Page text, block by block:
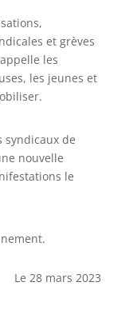
et grèves
les
les jeunes et
syndicaux de
nouvelle
le
Le 28 mars 2023